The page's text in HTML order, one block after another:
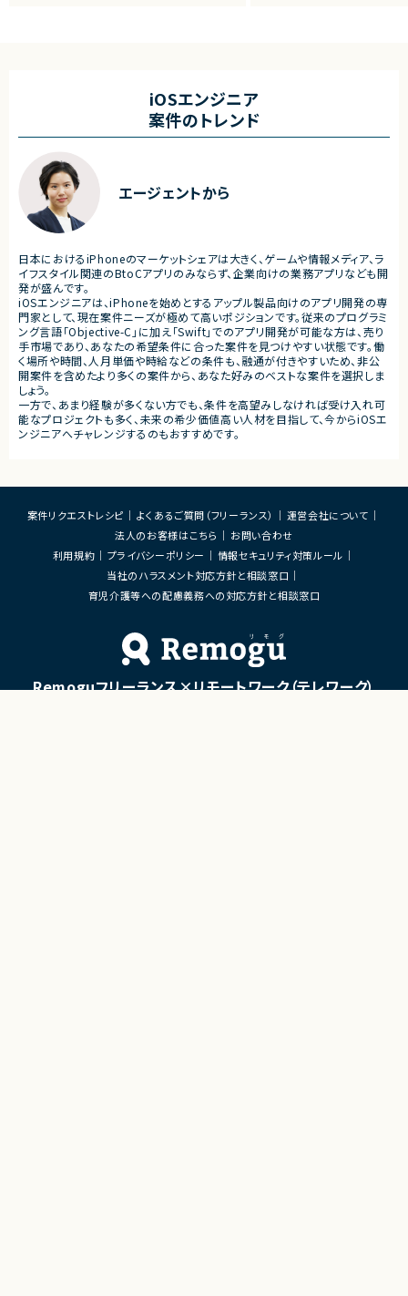
・詳細設計書、テスト仕様書等のドキュメント
・成果物レビューおよび品質管理
・開発メンバーへの技術支援、進捗管理
■体制
・少人数体制でのプロジェクト推進
・クライアントおよび開発メンバーとのコミュ
ニケーションあり
■募集背景
プロジェクト拡大に伴う増員募集
・リリース対応および品質向
■担当工程
・要件定義
・基本設計
・詳細設計
・実装
・テスト
・リリース対応
■その他補足
・複数ベンダーによる混成チ
・全体約100名規模の大型プ
iOSエンジニア
案件のトレンド
エージェントから
日本におけるiPhoneのマーケットシェアは大きく、ゲームや情報メディア、ラ
イフスタイル関連のBtoCアプリのみならず、企業向けの業務アプリなども開
発が盛んです。
iOSエンジニアは、iPhoneを始めとするアップル製品向けのアプリ開発の専
門家として、現在案件ニーズが極めて高いポジションです。従来のプログラミ
ング言語「Objective-C」に加え「Swift」でのアプリ開発が可能な方は、売り
手市場であり、あなたの希望条件に合った案件を見つけやすい状態です。働
く場所や時間、人月単価や時給などの条件も、融通が付きやすいため、非公
開案件を含めたより多くの案件から、あなた好みのベストな案件を選択しま
しょう。
一方で、あまり経験が多くない方でも、条件を高望みしなければ受け入れ可
能なプロジェクトも多く、未来の希少価値高い人材を目指して、今からiOSエ
ンジニアへチャレンジするのもおすすめです。
案件リクエストレシピ よくあるご質問（フリーランス）
運営会社について
法人のお客様はこちら
お問い合わせ
利用規約
プライバシーポリシー
情報セキュリティ対策ルール
当社のハラスメント対応方針と相談窓口
育児介護等への配慮義務への対応方針と相談窓口
Remoguフリーランス×リモートワーク（テレワーク）